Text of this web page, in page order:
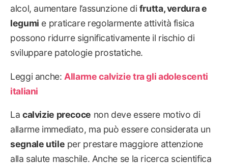
alcol, aumentare l’assunzione di frutta, verdura e
legumi e praticare regolarmente attività fisica
possono ridurre significativamente il rischio di
sviluppare patologie prostatiche.
Leggi anche: Allarme calvizie tra gli adolescenti
italiani
La calvizie precoce non deve essere motivo di
allarme immediato, ma può essere considerata un
segnale utile per prestare maggiore attenzione
alla salute maschile. Anche se la ricerca scientifica